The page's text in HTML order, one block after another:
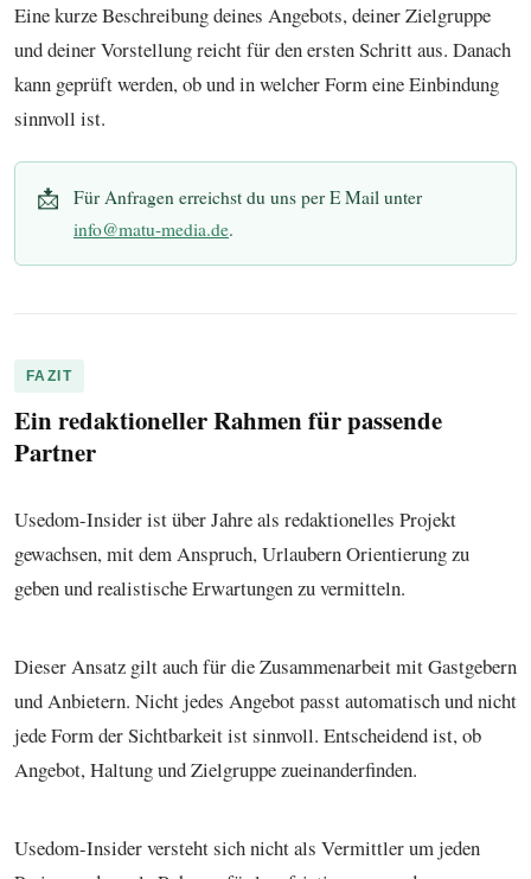
Eine kurze Beschreibung deines Angebots, deiner Zielgruppe
und deiner Vorstellung reicht für den ersten Schritt aus. Danach
kann geprüft werden, ob und in welcher Form eine Einbindung
sinnvoll ist.
📩
Für Anfragen erreichst du uns per E Mail unter
info@matu-media.de.
FAZIT
Ein redaktioneller Rahmen für passende
Partner
Usedom-Insider ist über Jahre als redaktionelles Projekt
gewachsen, mit dem Anspruch, Urlaubern Orientierung zu
geben und realistische Erwartungen zu vermitteln.
Dieser Ansatz gilt auch für die Zusammenarbeit mit Gastgebern
und Anbietern. Nicht jedes Angebot passt automatisch und nicht
jede Form der Sichtbarkeit ist sinnvoll. Entscheidend ist, ob
Angebot, Haltung und Zielgruppe zueinanderfinden.
Usedom-Insider versteht sich nicht als Vermittler um jeden